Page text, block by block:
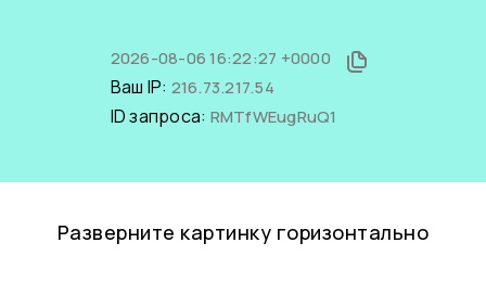
2026-08-06 16:22:27 +0000
Ваш IP: 216.73.217.54
ID запроса: RMTfWEugRuQ1
Разверните картинку горизонтально